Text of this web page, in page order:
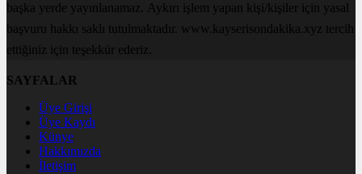
başka yerde yayınlanamaz. Aykırı işlem yapan kişi/kişiler için yasal
başvuru hakkı saklı tutulmaktadır. www.kayserisondakika.xyz tercih
ettiğiniz için teşekkür ederiz.
SAYFALAR
Üye Girişi
Üye Kaydı
Künye
Hakkımızda
İletişim